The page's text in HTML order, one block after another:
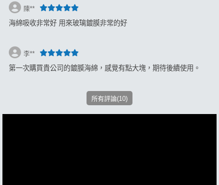
陳**
海綿吸收非常好 用來玻璃鍍膜非常的好
李**
第一次購買貴公司的鍍膜海綿，感覺有點大塊，期待後續使用。
所有評論(10)